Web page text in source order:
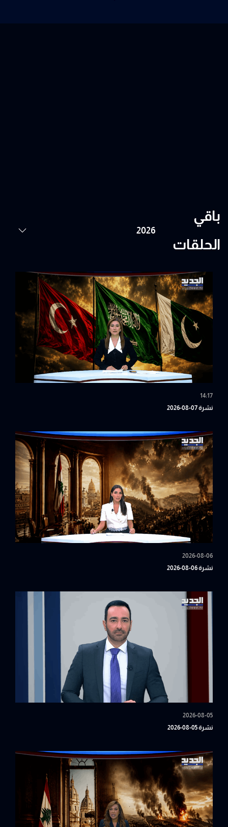
باقي
الحلقات
14:17
نشرة 07-08-2026
2026-08-06
نشرة 06-08-2026
2026-08-05
نشرة 05-08-2026